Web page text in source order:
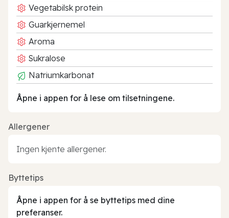
Vegetabilsk protein
Guarkjernemel
Aroma
Sukralose
Natriumkarbonat
Åpne i appen for å lese om tilsetningene.
Allergener
Ingen kjente allergener.
Byttetips
Åpne i appen for å se byttetips med dine
preferanser.